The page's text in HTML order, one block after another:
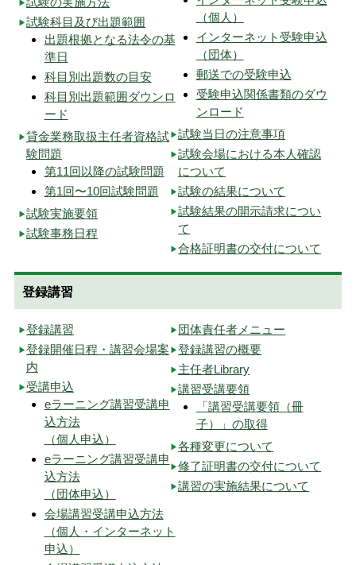
試験科目及び出題範囲
出題根拠となる法令の基
準日
科目別出題数の目安
科目別出題範囲ダウンロ
ード
貸金業務取扱主任者資格試
験問題
第11回以降の試験問題
第1回〜10回試験問題
試験実施要領
試験事務日程
（個人）
インターネット受験申込
（団体）
郵送での受験申込
受験申込関係書類のダウ
ンロード
試験当日の注意事項
試験会場における本人確認
について
試験の結果について
試験結果の開示請求につい
て
合格証明書の交付について
登録講習
登録講習
登録開催日程・講習会場案
内
受講申込
eラーニング講習受講申
込方法
（個人申込）
eラーニング講習受講申
込方法
（団体申込）
会場講習受講申込方法
（個人・インターネット
申込）
団体責任者メニュー
登録講習の概要
主任者Library
講習受講要領
「講習受講要領（冊
子）」の取得
各種変更について
修了証明書の交付について
講習の実施結果について